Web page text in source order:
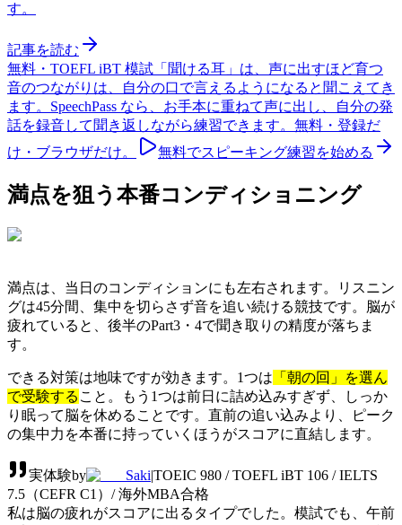
す。
記事を読む
無料・TOEFL iBT 模試 「聞ける耳」は、声に出すほど育つ
音のつながりは、自分の口で言えるようになると聞こえてき
ます。SpeechPass なら、お手本に重ねて声に出し、自分の発
話を録音して聞き返しながら練習できます。無料・登録だ
け・ブラウザだけ。
無料でスピーキング練習を始める
満点を狙う本番コンディショニング
満点は、当日のコンディションにも左右されます。リスニン
グは45分間、集中を切らさず音を追い続ける競技です。脳が
疲れていると、後半のPart3・4で聞き取りの精度が落ちま
す。
できる対策は地味ですが効きます。1つは 「朝の回」を選ん
で受験する こと。もう1つは前日に詰め込みすぎず、しっか
り眠って脳を休めることです。直前の追い込みより、ピーク
の集中力を本番に持っていくほうがスコアに直結します。
実体験by Saki|TOEIC 980 / TOEFL iBT 106 / IELTS
7.5（CEFR C1）/ 海外MBA合格
私は脳の疲れがスコアに出るタイプでした。模試でも、午前